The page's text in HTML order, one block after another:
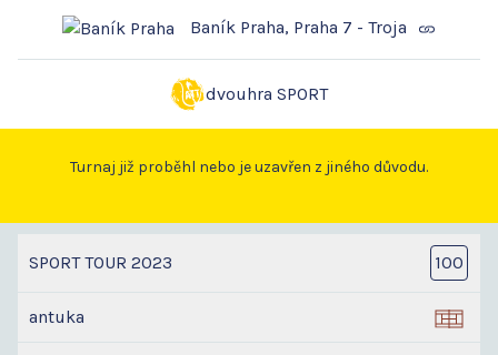
Baník Praha, Praha 7 - Troja
dvouhra SPORT
Turnaj již proběhl nebo je uzavřen z jiného důvodu.
SPORT TOUR 2023 100
antuka